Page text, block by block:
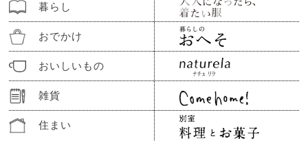
暮らし
おでかけ
おいしいもの
雑貨
住まい